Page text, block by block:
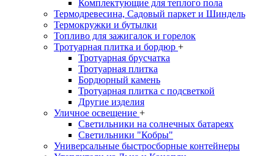
Комплектующие для теплого пола
Термодревесина, Садовый паркет и Шиндель
Термокружки и бутылки
Топливо для зажигалок и горелок
Тротуарная плитка и бордюр +
Тротуарная брусчатка
Тротуарная плитка
Бордюрный камень
Тротуарная плитка с подсветкой
Другие изделия
Уличное освещение +
Светильники на солнечных батареях
Светильники "Кобры"
Универсальные быстросборные контейнеры